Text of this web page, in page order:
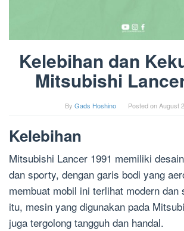
Kelebihan dan
Mitsubishi
By Gads Hoshino Posted onAugust
Kelebihan
Mitsubishi Lancer 1991 memiliki
dan sporty, dengan garis bodi yang
membuat mobil ini terlihat modern
itu, mesin yang digunakan pada
juga tergolong tangguh dan handal.